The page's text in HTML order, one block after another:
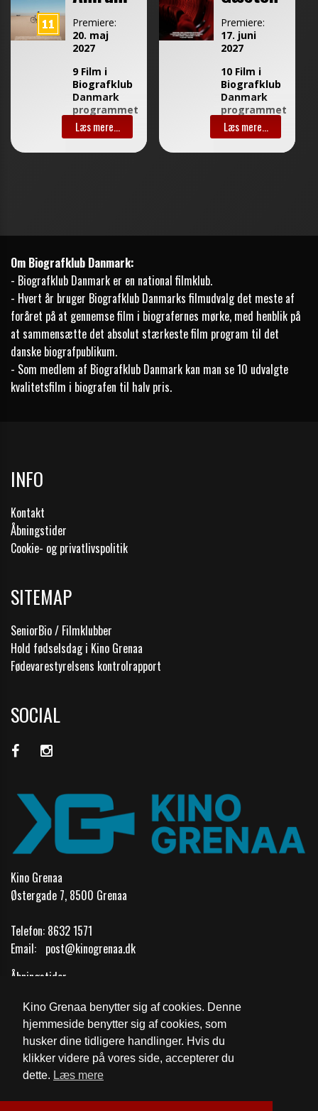
Kino Grenaa benytter sig af cookies. Denne
hjemmeside benytter sig af cookies, som
husker dine tidligere handlinger. Hvis du
klikker videre på vores side, accepterer du
dette. Læs mere
Om Biografklub Danmark:
- Biografklub Danmark er en national filmklub.
- Hvert år bruger Biografklub Danmarks filmudvalg det meste af
foråret på at gennemse film i biografernes mørke, med henblik på
at sammensætte det absolut stærkeste film program til det
danske biografpublikum.
- Som medlem af Biografklub Danmark kan man se 10 udvalgte
kvalitetsfilm i biografen til halv pris.
INFO
Kontakt
Åbningstider
Cookie- og privatlivspolitik
SITEMAP
SeniorBio / Filmklubber
Hold fødselsdag i Kino Grenaa
Fødevarestyrelsens kontrolrapport
SOCIAL
Kino Grenaa
Østergade 7, 8500 Grenaa
Telefon: 8632 1571
Email: post@kinogrenaa.dk
Åbningstider
Cookie- og privatlivspolitik
Fødevarestyrelsens kontrolrapport